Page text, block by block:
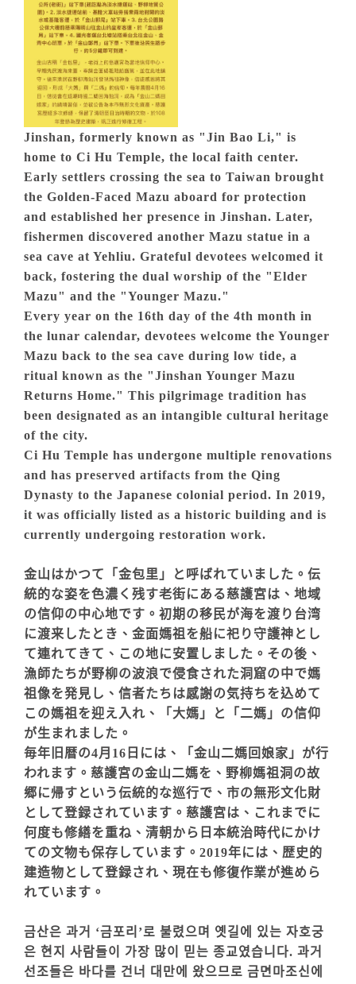
Jinshan, formerly known as "Jin Bao Li," is
home to Ci Hu Temple, the local faith center.
Early settlers crossing the sea to Taiwan brought
the Golden-Faced Mazu aboard for protection
and established her presence in Jinshan. Later,
fishermen discovered another Mazu statue in a
sea cave at Yehliu. Grateful devotees welcomed it
back, fostering the dual worship of the "Elder
Mazu" and the "Younger Mazu."
Every year on the 16th day of the 4th month in
the lunar calendar, devotees welcome the Younger
Mazu back to the sea cave during low tide, a
ritual known as the "Jinshan Younger Mazu
Returns Home." This pilgrimage tradition has
been designated as an intangible cultural heritage
of the city.
Ci Hu Temple has undergone multiple renovations
and has preserved artifacts from the Qing
Dynasty to the Japanese colonial period. In 2019,
it was officially listed as a historic building and is
currently undergoing restoration work.
金山はかつて「金包里」と呼ばれていました。伝
統的な姿を色濃く残す老街にある慈護宮は、地域
の信仰の中心地です。初期の移民が海を渡り台湾
に渡来したとき、金面媽祖を船に祀り守護神とし
て連れてきて、この地に安置しました。その後、
漁師たちが野柳の波浪で侵食された洞窟の中で媽
祖像を発見し、信者たちは感謝の気持ちを込めて
この媽祖を迎え入れ、「大媽」と「二媽」の信仰
が生まれました。
毎年旧暦の4月16日には、「金山二媽回娘家」が行
われます。慈護宮の金山二媽を、野柳媽祖洞の故
郷に帰すという伝統的な巡行で、市の無形文化財
として登録されています。慈護宮は、これまでに
何度も修繕を重ね、清朝から日本統治時代にかけ
ての文物も保存しています。2019年には、歴史的
建造物として登録され、現在も修復作業が進めら
れています。
금산은 과거 ‘금포리’로 불렸으며 옛길에 있는 자호궁
은 현지 사람들이 가장 많이 믿는 종교였습니다. 과거
선조들은 바다를 건너 대만에 왔으므로 금면마조신에